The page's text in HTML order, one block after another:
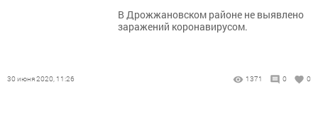
В Дрожжановском районе не выявлено
заражений коронавирусом.
30 июня 2020, 11:26 1371 0 0